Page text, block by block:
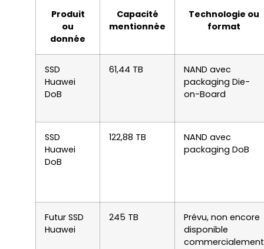
Produit
ou
donnée
Capacité
mentionnée
Technologie ou
format
SSD
Huawei
DoB
61,44 TB
NAND avec
packaging Die-
on-Board
SSD
Huawei
DoB
122,88 TB
NAND avec
packaging DoB
Futur SSD
Huawei
245 TB
Prévu, non encore
disponible
commercialement